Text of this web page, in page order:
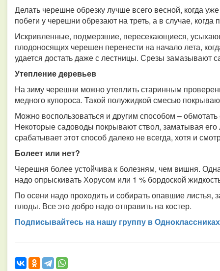
Делать черешне обрезку лучше всего весной, когда
побеги у черешни обрезают на треть, а в случае,
Искривленные, подмерзшие, пересекающиеся,
плодоносящих черешен перенести на начало лета,
удается достать даже с лестницы. Срезы замазывают
Утепление деревьев
На зиму черешни можно утеплить старинным
медного купороса. Такой полужидкой смесью
Можно воспользоваться и другим способом – обмотать
Некоторые садоводы покрывают ствол, заматывая его
срабатывает этот способ далеко не всегда, хотя и
Болеет или нет?
Черешня более устойчива к болезням, чем вишня.
надо опрыскивать Хорусом или 1 % бордоской
По осени надо проходить и собирать опавшие
плоды. Все это добро надо отправить на костер.
Подписывайтесь на нашу группу в Одноклассниках